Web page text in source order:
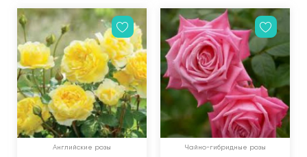
Английские розы Чайно-гибридные розы